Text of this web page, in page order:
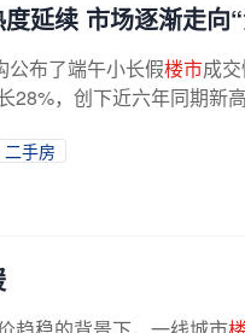
延续 市场逐渐走向
公布了端午小长假楼市成
28%，创下近六年同期新
二手房